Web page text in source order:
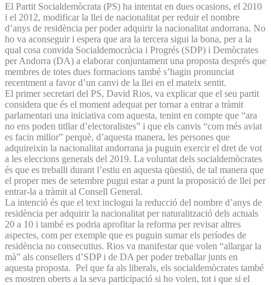
El Partit Socialdemòcrata (PS) ha intentat en dues ocasions, el 2010
i el 2012, modificar la llei de nacionalitat per reduir el nombre
d’anys de residència per poder adquirir la nacionalitat andorrana. No
ho va aconseguir i espera que ara la tercera sigui la bona, per a la
qual cosa convida Socialdemocràcia i Progrés (SDP) i Demòcrates
per Andorra (DA) a elaborar conjuntament una proposta després que
membres de totes dues formacions també s’hagin pronunciat
recentment a favor d’un canvi de la llei en el mateix sentit.
El primer secretari del PS, David Rios, va explicar que el seu partit
considera que és el moment adequat per tornar a entrar a tràmit
parlamentari una iniciativa com aquesta, tenint en compte que “ara
no ens poden titllar d’electoralistes” i que els canvis “com més aviat
es facin millor” perquè, d’aquesta manera, les persones que
adquireixin la nacionalitat andorrana ja puguin exercir el dret de vot
a les eleccions generals del 2019. La voluntat dels socialdemòcrates
és que es treballi durant l’estiu en aquesta qüestió, de tal manera que
el proper mes de setembre pugui estar a punt la proposició de llei per
entrar-la a tràmit al Consell General.
La intenció és que el text inclogui la reducció del nombre d’anys de
residència per adquirir la nacionalitat per naturalització dels actuals
20 a 10 i també es podria aprofitar la reforma per revisar altres
aspectes, com per exemple que es puguin sumar els períodes de
residència no consecutius. Rios va manifestar que volen “allargar la
mà” als consellers d’SDP i de DA per poder treballar junts en
aquesta proposta. Pel que fa als liberals, els socialdemòcrates també
es mostren oberts a la seva participació si ho volen, tot i que si el